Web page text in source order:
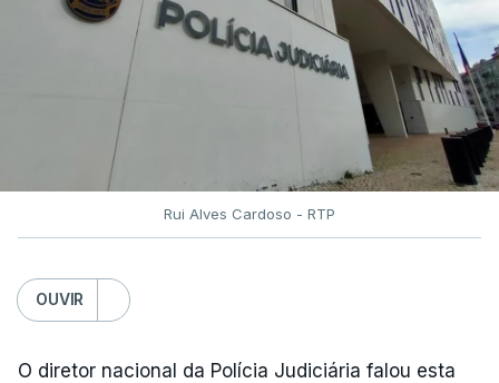
Rui Alves Cardoso - RTP
OUVIR
O diretor nacional da Polícia Judiciária falou esta